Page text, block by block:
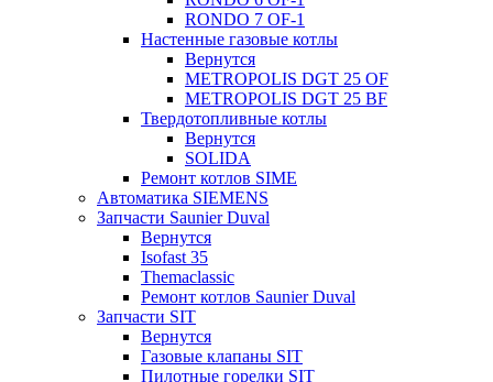
RONDO 7 OF-1
Настенные газовые котлы
Вернутся
METROPOLIS DGT 25 OF
METROPOLIS DGT 25 BF
Твердотопливные котлы
Вернутся
SOLIDA
Ремонт котлов SIME
Автоматика SIEMENS
Запчасти Saunier Duval
Вернутся
Isofast 35
Themaclassic
Ремонт котлов Saunier Duval
Запчасти SIT
Вернутся
Газовые клапаны SIT
Пилотные горелки SIT